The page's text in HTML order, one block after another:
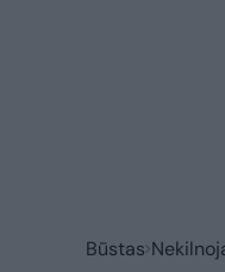
Būstas